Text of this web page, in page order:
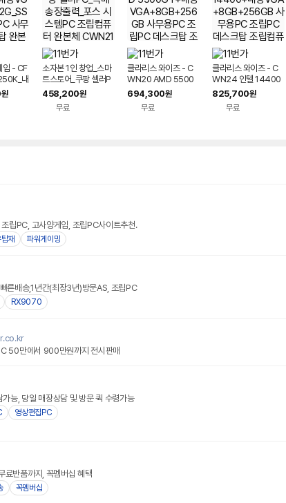
임 - CF
내
32G_
사무
본체 조
원
소자본 1인 창업_스마
트스토어_쿠팡 셀러P
C_택배 송장출력_포
스 시스템PC 조립컴퓨
터 완본체 CWN21
458,200원
무료
클라리스 와이즈 - C
WN20 AMD 5500
GT+내장VGA+8GB
+256GB 사무용PC
조립PC 데스크탑 조립
694,300원
무료
클라리스 와이즈 - C
WN24 인텔 14400
+내장VGA+8GB+2
56GB 사무용PC 조
립PC 데스크탑 조립컴
825,700원
무료
립PC, 고사양게임, 조립PC사이트추천.
재 파워게이밍
른배송,1년간(최장3년)방문AS, 조립PC
RX9070
50만에서 900만원까지 전시판매
능, 당일 매장상담 및 방문 퀵 수령가능
영상편집PC
료반품까지, 꼭멤버십 혜택
꼭멤버십